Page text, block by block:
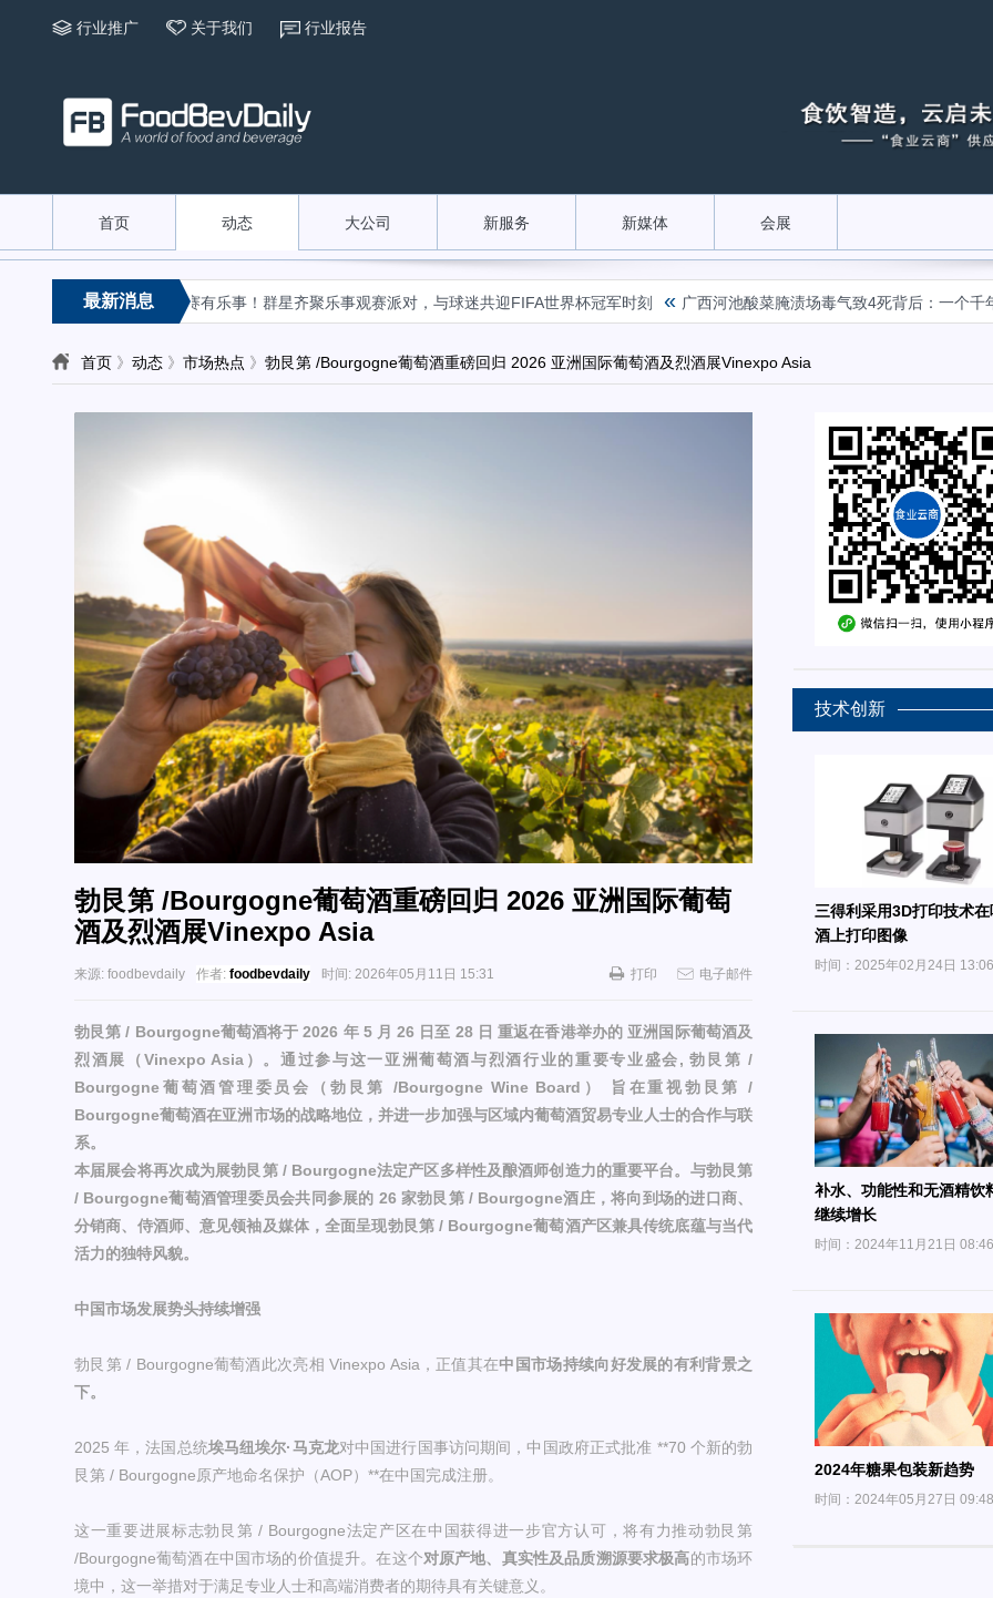
行业推广 关于我们 行业报告
首页 动态 大公司 新服务 新媒体 会展
最新消息
张产品边界 « 看赛有乐事！群星齐聚乐事观赛派对，与球迷共迎FIFA世界杯冠军时刻 « 广西河池酸菜腌渍场毒气致4死背后：一个千年产业
首页 》 动态 》 市场热点 》 勃艮第 /Bourgogne葡萄酒重磅回归 2026 亚洲国际葡萄酒及烈酒展Vinexpo Asia
勃艮第 /Bourgogne葡萄酒重磅回归 2026 亚洲国际葡萄
酒及烈酒展Vinexpo Asia
来源: foodbevdaily 作者: foodbevdaily 时间: 2026年05月11日 15:31 打印 电子邮件
勃艮第 / Bourgogne葡萄酒将于 2026 年 5 月 26 日至 28 日 重返在香港举办的 亚洲国际葡萄酒及
烈酒展（Vinexpo Asia）。通过参与这一亚洲葡萄酒与烈酒行业的重要专业盛会, 勃艮第 /
Bourgogne葡萄酒管理委员会（勃艮第 /Bourgogne Wine Board） 旨在重视勃艮第 /
Bourgogne葡萄酒在亚洲市场的战略地位，并进一步加强与区域内葡萄酒贸易专业人士的合作与联
系。
本届展会将再次成为展勃艮第 / Bourgogne法定产区多样性及酿酒师创造力的重要平台。与勃艮第
/ Bourgogne葡萄酒管理委员会共同参展的 26 家勃艮第 / Bourgogne酒庄，将向到场的进口商、
分销商、侍酒师、意见领袖及媒体，全面呈现勃艮第 / Bourgogne葡萄酒产区兼具传统底蕴与当代
活力的独特风貌。
中国市场发展势头持续增强
勃艮第 / Bourgogne葡萄酒此次亮相 Vinexpo Asia，正值其在中国市场持续向好发展的有利背景之
下。
2025 年，法国总统埃马纽埃尔·马克龙对中国进行国事访问期间，中国政府正式批准 **70 个新的勃
艮第 / Bourgogne原产地命名保护（AOP）**在中国完成注册。
这一重要进展标志勃艮第 / Bourgogne法定产区在中国获得进一步官方认可，将有力推动勃艮第
/Bourgogne葡萄酒在中国市场的价值提升。在这个对原产地、真实性及品质溯源要求极高的市场环
境中，这一举措对于满足专业人士和高端消费者的期待具有关键意义。
技术创新
三得利采用3D打印技术在
酒上打印图像
时间：2025年02月24日 13:06
补水、功能性和无酒精饮
继续增长
时间：2024年11月21日 08:46
2024年糖果包装新趋势
时间：2024年05月27日 09:48